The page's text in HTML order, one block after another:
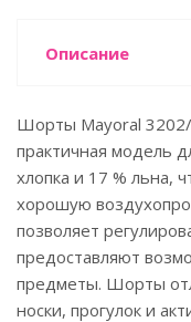
Описание
Шорты Mayoral
практичная модель
хлопка и 17 % льна,
хорошую
позволяет
предоставляют
предметы. Шорты
носки, прогулок и